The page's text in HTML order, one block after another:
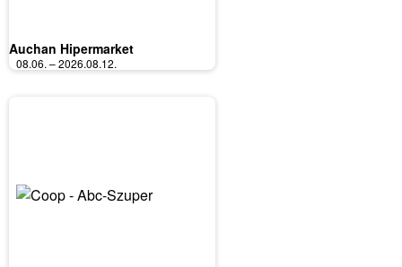
Auchan Hipermarket
08.06. – 2026.08.12.